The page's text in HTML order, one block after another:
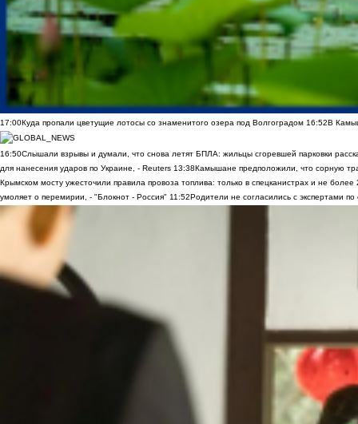
17:00Куда пропали цветущие лотосы со знаменитого озера под Волгоградом 16:52В
16:50Слышали взрывы и думали, что снова летят БПЛА: жильцы сгоревшей парковки
для нанесения ударов по Украине, - Reuters 13:38Камышане предположили, что сорную
Крымском мосту ужесточили правила провоза топлива: только в спецканистрах и не
умоляет о перемирии, - "Блокнот - Россия" 11:52Родители не согласились с экспертами